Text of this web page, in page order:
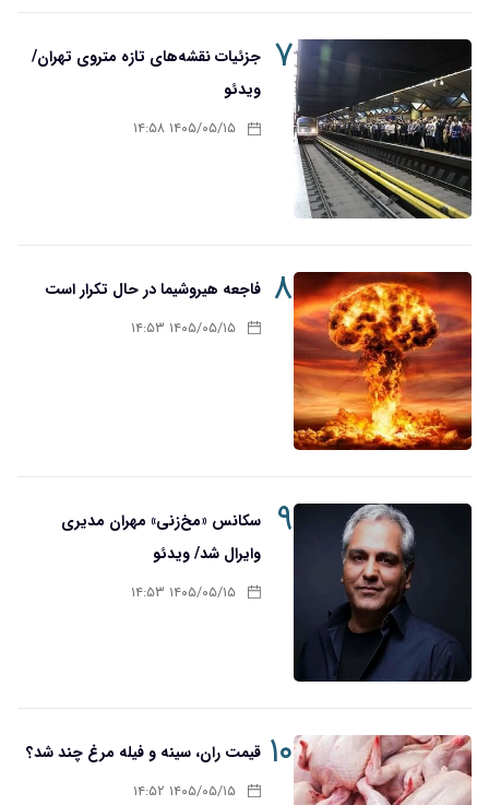
۷ جزئیات نقشه‌های تازه متروی تهران/
ویدئو
۱۴۰۵/۰۵/۱۵ ۱۴:۵۸
۸ فاجعه هیروشیما در حال تکرار است
۱۴۰۵/۰۵/۱۵ ۱۴:۵۳
۹
سکانس «مخ‌زنی» مهران مدیری
وایرال شد/ ویدئو
۱۴۰۵/۰۵/۱۵ ۱۴:۵۳
۱۰ قیمت ران، سینه و فیله مرغ چند شد؟
۱۴۰۵/۰۵/۱۵ ۱۴:۵۲